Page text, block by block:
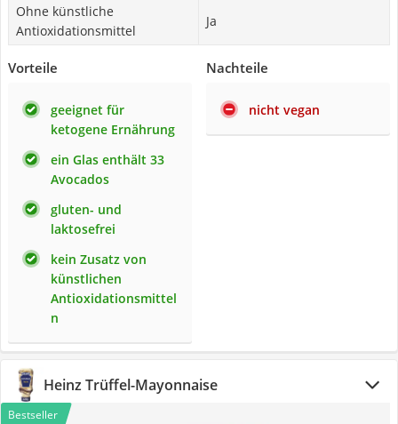
Ohne künstliche
Antioxidationsmittel
Ja
Vorteile
geeignet für
ketogene Ernährung
ein Glas enthält 33
Avocados
gluten- und
laktosefrei
kein Zusatz von
künstlichen
Antioxidationsmittel
n
Nachteile
nicht vegan
Heinz Trüffel-Mayonnaise
Bestseller